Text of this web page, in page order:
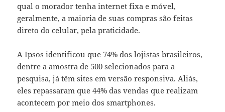
qual o morador tenha internet fixa e móvel,
geralmente, a maioria de suas compras são feitas
direto do celular, pela praticidade.
A Ipsos identificou que 74% dos lojistas brasileiros,
dentre a amostra de 500 selecionados para a
pesquisa, já têm sites em versão responsiva. Aliás,
eles repassaram que 44% das vendas que realizam
acontecem por meio dos smartphones.